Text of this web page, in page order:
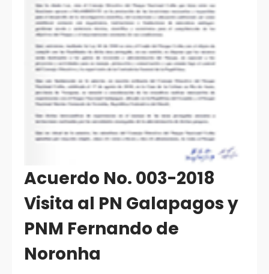
Acuerdo No. 003-2018
Visita al PN Galapagos y
PNM Fernando de
Noronha